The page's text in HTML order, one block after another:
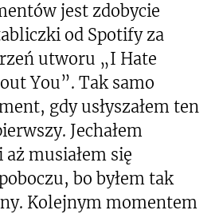
jest zdobycie
od Spotify za
utworu „I Hate
You”. Tak samo
gdy usłyszałem ten
Jechałem
musiałem się
bo byłem tak
Kolejnym momentem